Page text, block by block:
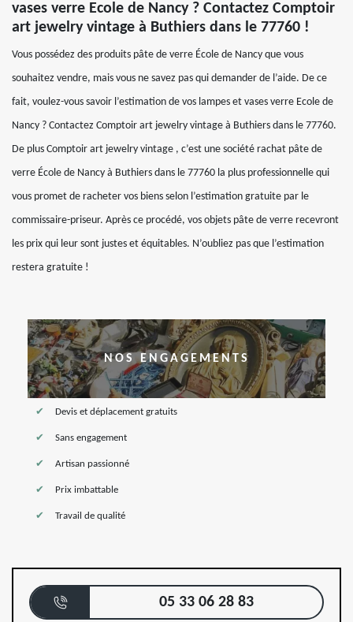
vases verre Ecole de Nancy ? Contactez Comptoir
art jewelry vintage à Buthiers dans le 77760 !
Vous possédez des produits pâte de verre École de Nancy que vous
souhaitez vendre, mais vous ne savez pas qui demander de l’aide. De ce
fait, voulez-vous savoir l’estimation de vos lampes et vases verre Ecole de
Nancy ? Contactez Comptoir art jewelry vintage à Buthiers dans le 77760.
De plus Comptoir art jewelry vintage , c’est une société rachat pâte de
verre École de Nancy à Buthiers dans le 77760 la plus professionnelle qui
vous promet de racheter vos biens selon l’estimation gratuite par le
commissaire-priseur. Après ce procédé, vos objets pâte de verre recevront
les prix qui leur sont justes et équitables. N’oubliez pas que l’estimation
restera gratuite !
NOS ENGAGEMENTS
Devis et déplacement gratuits
Sans engagement
Artisan passionné
Prix imbattable
Travail de qualité
05 33 06 28 83